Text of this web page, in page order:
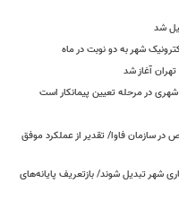
شهر به دو نوبت در ماه
آغاز شد
در مرحله تعیین پیمانکار است
سازمان فاوا/ تقدیر از عملکرد موفق
شهر تبدیل شوند/ بازتعریف پایانه‌های